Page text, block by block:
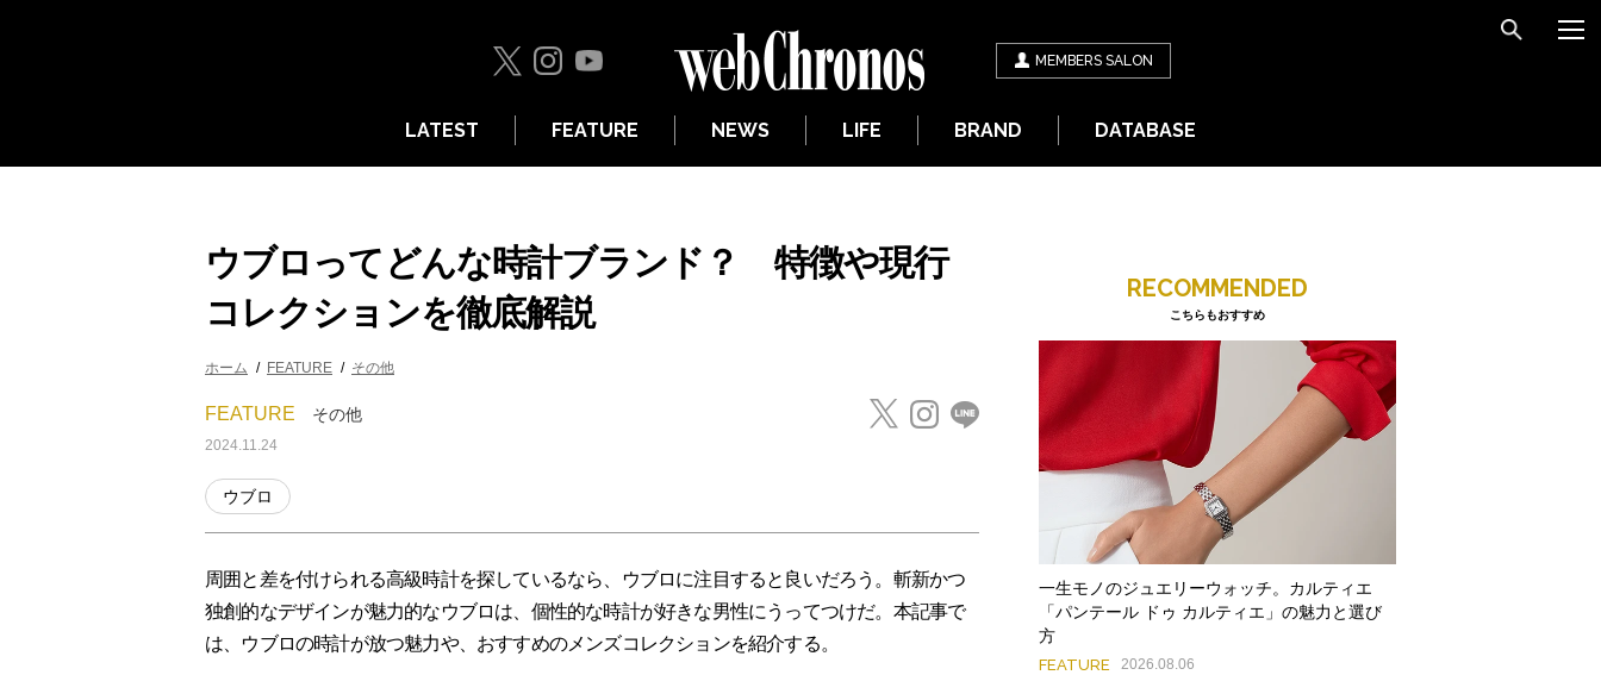
MEMBERS SALON
LATEST FEATURE NEWS LIFE BRAND DATABASE
ウブロってどんな時計ブランド？ 特徴や現行
コレクションを徹底解説
ホーム FEATURE その他
FEATURE その他
2024.11.24
ウブロ
周囲と差を付けられる高級時計を探しているなら、ウブロに注目すると良いだろう。斬新かつ
独創的なデザインが魅力的なウブロは、個性的な時計が好きな男性にうってつけだ。本記事で
は、ウブロの時計が放つ魅力や、おすすめのメンズコレクションを紹介する。
RECOMMENDED
こちらもおすすめ
一生モノのジュエリーウォッチ。カルティエ
「パンテール ドゥ カルティエ」の魅力と選び
方
FEATURE 2026.08.06